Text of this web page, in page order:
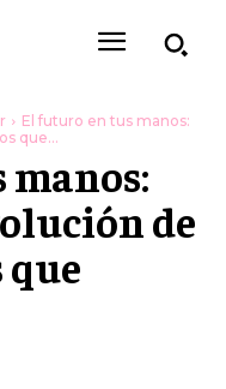
El futuro en tus manos:
que...
de